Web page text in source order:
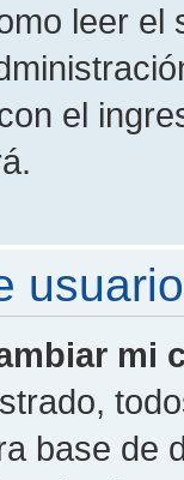
leer el
el
mi
base de